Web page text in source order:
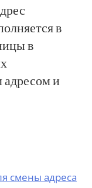
в
в
адресом и
смены адреса